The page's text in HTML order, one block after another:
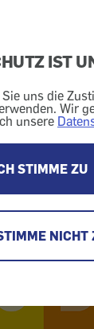
IST
uns die
Wir
unsere
STIMME ZU
NICHT
werden
nur